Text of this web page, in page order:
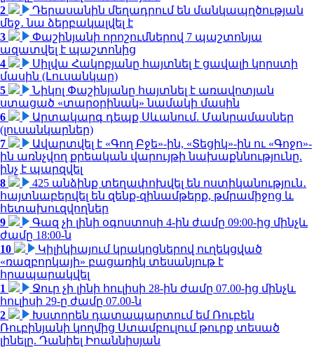
2
Դերասանին մեղադրում են մանկապղծության
մեջ․ նա ձերբակալվել է
3
Փաշինյանի որոշումներով 7 պաշտոնյա
ազատվել է պաշտոնից
4
Սիլվա Հակոբյանը հայտնել է ցավալի կորստի
մասին (Լուսանկար)
5
Նիկոլ Փաշինյանը հայտնել է առավոտյան
ստացած «տարօրինակ» նամակի մասին
6
Արտակարգ դեպք Սևանում. Մանրամասներ
(լուսանկարներ)
7
Ավարտվել է «Գող Բջե»-ին, «Տեցիկ»-ին ու «Գոջո»-
ին առնչվող քրեական վարույթի նախաքննությունը.
ինչ է պարզվել
8
425 անձինք տեղափոխվել են ոստիկանություն․
հայտնաբերվել են զենք-զինամթերք, թմրամիջոց և
հետախուզվողներ
9
Գազ չի լինի օգոստոսի 4-ին ժամը 09:00-ից մինչև
ժամը 18:00-ն
10
Կիլիկիայում կրակոցներով ուղեկցված
«ռազբորկայի» բացառիկ տեսանյութ է
հրապարակվել
1
Ջուր չի լինի հուլիսի 28-ին ժամը 07.00-ից մինչև
հուլիսի 29-ը ժամը 07.00-ն
2
Խստորեն դատապարտում եմ Ռուբեն
Ռուբինյանի կողմից Ստամբուլում թուրք տեսած
լինելը. Դանիել Իոաննիսյան